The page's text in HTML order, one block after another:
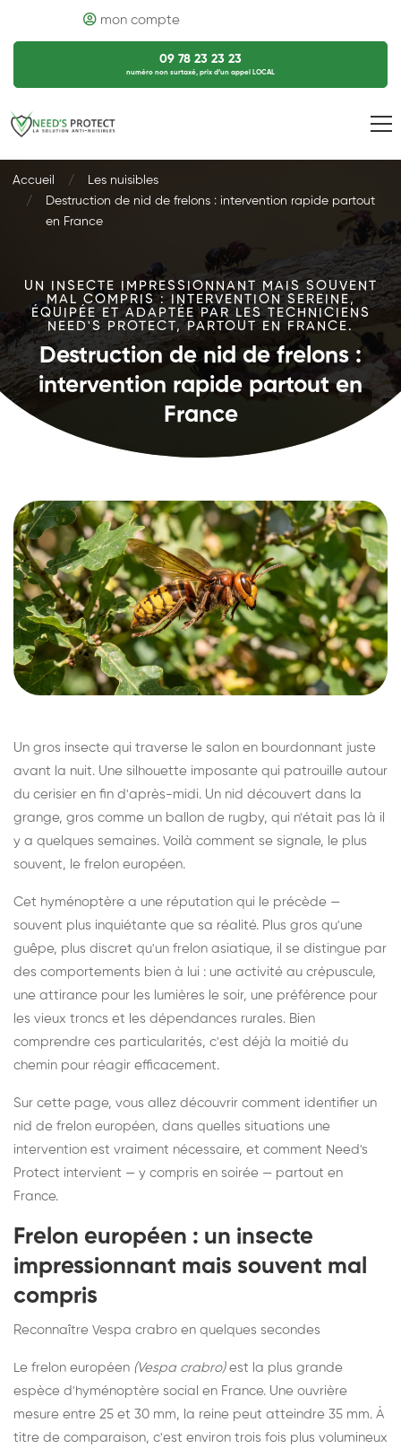
mon compte
09 78 23 23 23
numéro non surtaxé, prix d’un appel LOCAL
Accueil
Les nuisibles
Destruction de nid de frelons : intervention rapide partout
en France
UN INSECTE IMPRESSIONNANT MAIS SOUVENT
MAL COMPRIS : INTERVENTION SEREINE,
ÉQUIPÉE ET ADAPTÉE PAR LES TECHNICIENS
NEED'S PROTECT, PARTOUT EN FRANCE.
Destruction de nid de frelons :
intervention rapide partout en
France
Un gros insecte qui traverse le salon en bourdonnant juste
avant la nuit. Une silhouette imposante qui patrouille autour
du cerisier en fin d'après-midi. Un nid découvert dans la
grange, gros comme un ballon de rugby, qui n'était pas là il
y a quelques semaines. Voilà comment se signale, le plus
souvent, le frelon européen.
Cet hyménoptère a une réputation qui le précède —
souvent plus inquiétante que sa réalité. Plus gros qu'une
guêpe, plus discret qu'un frelon asiatique, il se distingue par
des comportements bien à lui : une activité au crépuscule,
une attirance pour les lumières le soir, une préférence pour
les vieux troncs et les dépendances rurales. Bien
comprendre ces particularités, c'est déjà la moitié du
chemin pour réagir efficacement.
Sur cette page, vous allez découvrir comment identifier un
nid de frelon européen, dans quelles situations une
intervention est vraiment nécessaire, et comment Need's
Protect intervient — y compris en soirée — partout en
France.
Frelon européen : un insecte
impressionnant mais souvent mal
compris
Reconnaître Vespa crabro en quelques secondes
Le frelon européen (Vespa crabro)est la plus grande
espèce d'hyménoptère social en France. Une ouvrière
mesure entre 25 et 30 mm, la reine peut atteindre 35 mm. À
titre de comparaison, c'est environ trois fois plus volumineux